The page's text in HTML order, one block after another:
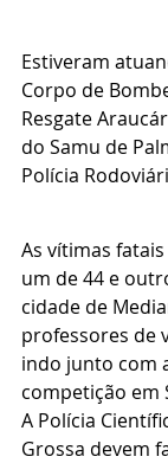
Estiveram
Corpo de
Resgate
do Samu de
Polícia
As vítimas
um de 44 e
cidade de
professores de
indo junto com
competição em
A Polícia
Grossa devem